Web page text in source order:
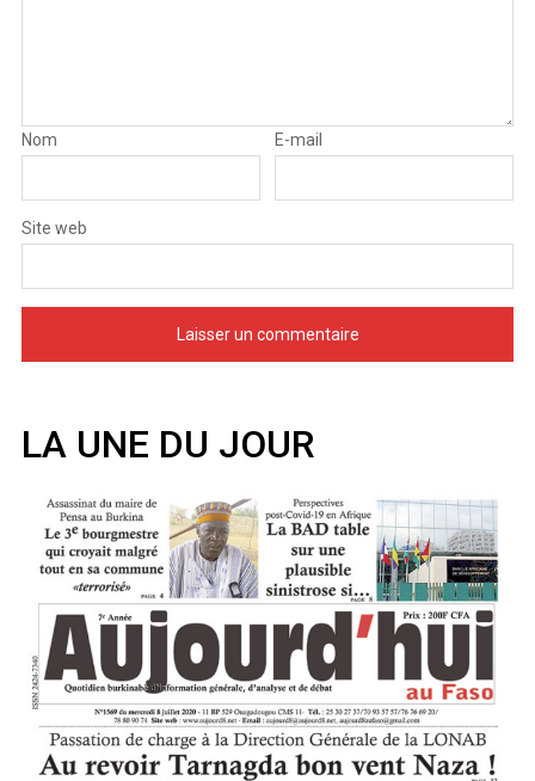
Nom E-mail
Site web
LA UNE DU JOUR